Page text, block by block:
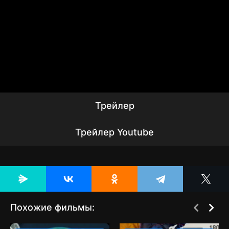
Трейлер
Трейлер Youtube
Похожие фильмы: